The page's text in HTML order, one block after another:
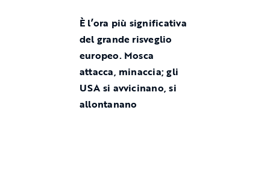
È l’ora più significativa
del grande risveglio
europeo. Mosca
attacca, minaccia; gli
USA si avvicinano, si
allontanano